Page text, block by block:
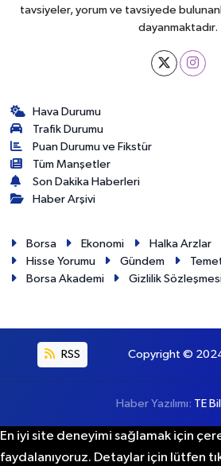
tavsiyeler, yorum ve tavsiyede
dayanmaktadır.
Hava Durumu
Trafik Durumu
Puan Durumu ve Fikstür
Tüm Manşetler
Son Dakika Haberleri
Haber Arşivi
Borsa Ekonomi Halka Arzlar
Hisse Yorumu
Gündem
Borsa Akademi
Gizlilik
RSS Copyright © 2024.
Haber Yazılımı: TE
En iyi site deneyimi sağlamak için
faydalanıyoruz. Detaylar için lütfen